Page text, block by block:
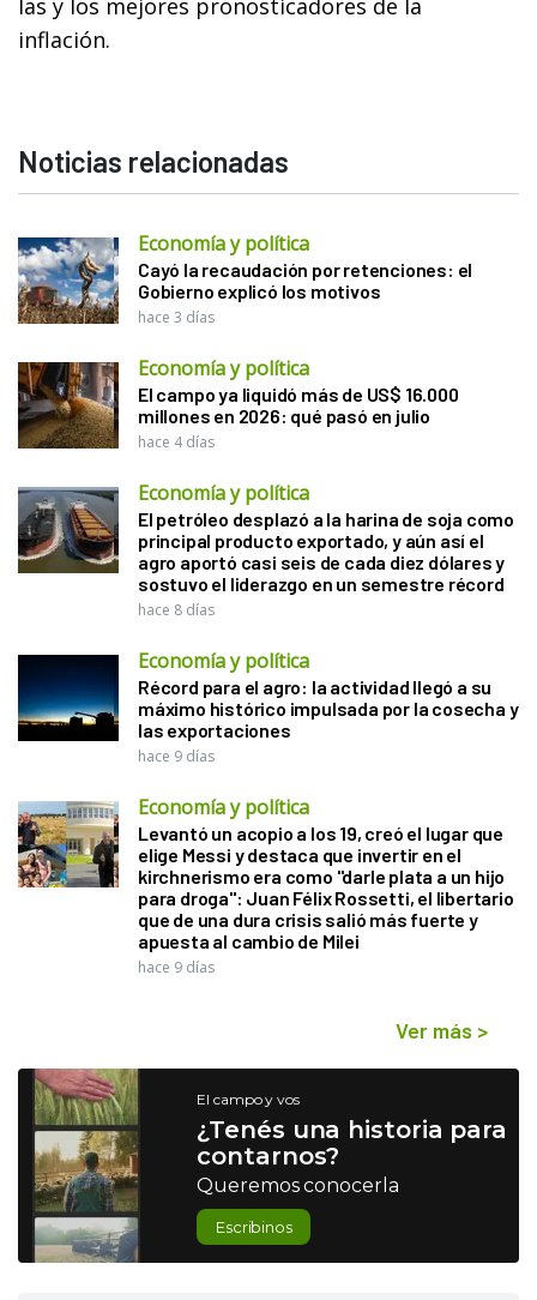
las y los mejores pronosticadores de la
inflación.
Noticias relacionadas
Economía y política
Cayó la recaudación por retenciones: el
Gobierno explicó los motivos
hace 3 días
Economía y política
El campo ya liquidó más de US$ 16.000
millones en 2026: qué pasó en julio
hace 4 días
Economía y política
El petróleo desplazó a la harina de soja como
principal producto exportado, y aún así el
agro aportó casi seis de cada diez dólares y
sostuvo el liderazgo en un semestre récord
hace 8 días
Economía y política
Récord para el agro: la actividad llegó a su
máximo histórico impulsada por la cosecha y
las exportaciones
hace 9 días
Economía y política
Levantó un acopio a los 19, creó el lugar que
elige Messi y destaca que invertir en el
kirchnerismo era como "darle plata a un hijo
para droga": Juan Félix Rossetti, el libertario
que de una dura crisis salió más fuerte y
apuesta al cambio de Milei
hace 9 días
Ver más >
El campo y vos
¿Tenés una historia para
contarnos?
Queremos conocerla
Escribinos